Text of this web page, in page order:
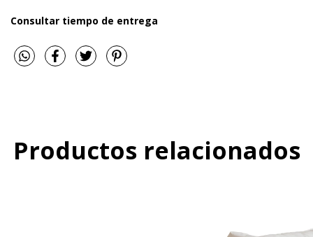
Consultar tiempo de entrega
Productos relacionados